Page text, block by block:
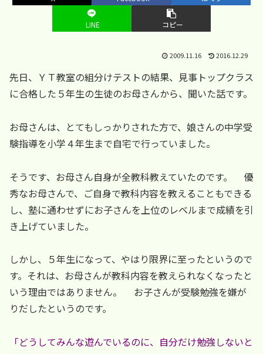
LINE コピー
2009.11.16 2016.12.29
先日、ＹＴ教室の組分けテストの結果、見事トップクラス
に合格した５年生の生徒のお母さんから、聞いた話です。
お母さんは、とてもしっかりされた方で、娘さんの中学受
験指導を小学４年生まで自宅で行っていました。
そうです、お母さん自身が全教科教えていたのです。 優
秀なお母さんで、ご自身で教科内容を教えることもできる
し、塾に通わせずにお子さんを上位のレベルまで成績を引
き上げていました。
しかし、５年生になって、やはり限界に至ったというので
す。それは、お母さんが教科内容を教えられなくなったと
いう理由ではありません。 お子さんが受験勉強を嫌が
りだしたというのです。
「どうしてみんな遊んでいるのに、自分だけ勉強しないと